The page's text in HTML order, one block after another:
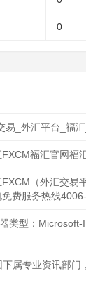
0
易_外汇平台_福
福汇官网福
（外汇交易
费服务热线
类型：Microsoft-
属专业资讯部